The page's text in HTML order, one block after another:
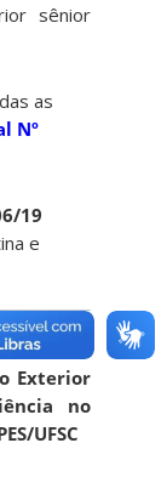
sênior
as
Nº
19
e
bolsistas
Exterior
no
UFSC